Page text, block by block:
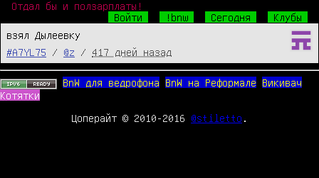
Отдал бы и ползарплаты!
Войти
!bnw Сегодня
Клубы
взял Дылеевку
#A7YL75
/ @z / 417 дней назад
BnW для ведрофона BnW на Реформале
Викивач
Котятки
Цоперайт © 2010-2016 @stiletto